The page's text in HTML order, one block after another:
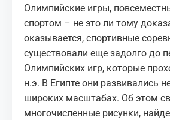
КОНТАКТЫ
UZ-PIN
Олимпийские игры,
спортом – не это ли тому
оказывается, спортивные
существовали еще задолго до
Олимпийских игр, которые
н.э. В Египте они развивались
широких масштабах. Об этом
многочисленные рисунки,